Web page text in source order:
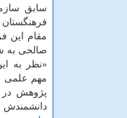
سابق
مقام این
صالحی به
«نظر به
مهم علمی
پژوهش در
دانشمندش